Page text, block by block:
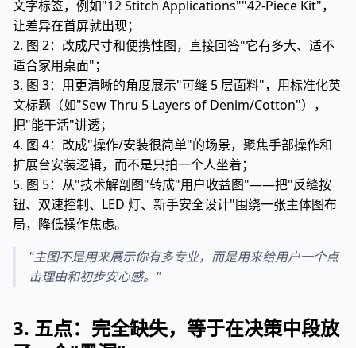
文字标签，例如"12 Stitch Applications""42-Piece Kit"，
让差异在首屏就出现；
2. 图 2：改成尺寸和便携性图，直接回答"它有多大、适不
适合家用桌面"；
3. 图 3：用更清晰的角度展示"可缝 5 层面料"，用标准化英
文标题（如"Sew Thru 5 Layers of Denim/Cotton"），
把"能干活"讲透；
4. 图 4：改成"操作/安装很简单"的场景，聚焦手部操作和
扩展台安装逻辑，而不是只拍一个人坐着；
5. 图 5：从"技术解剖图"转成"用户收益图"——把"反缝按
钮、双速控制、LED 灯、新手安全设计"围绕一张主体图布
局，降低操作焦虑。
"主图不是用来展示你有多专业，而是用来给用户一个点
击理由和初步安心感。"
3. 五点：完全缺失，等于在决策中段放